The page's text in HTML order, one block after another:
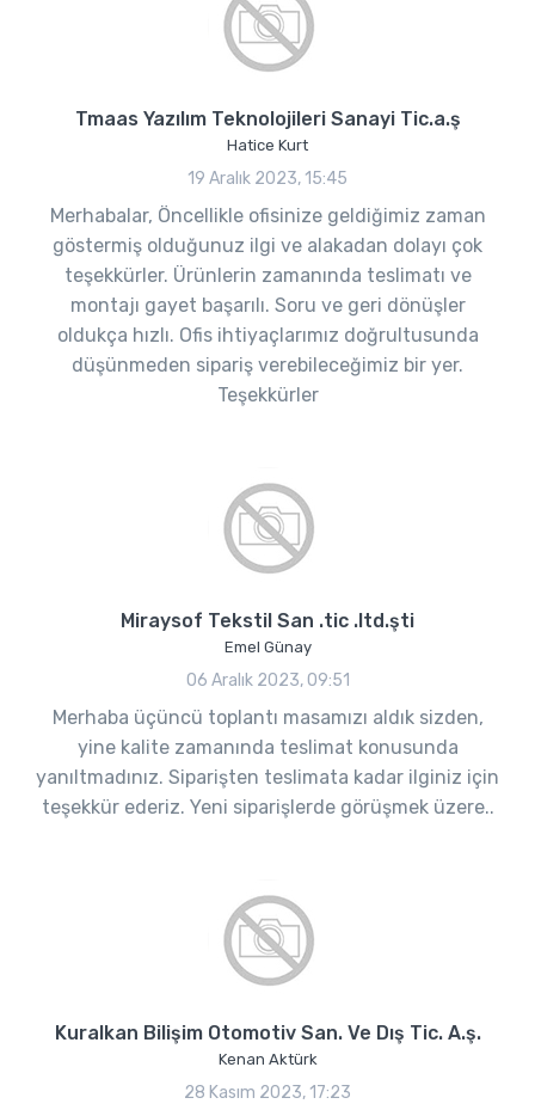
Tmaas Yazılım Teknolojileri Sanayi Tic.a.ş
Hatice Kurt
19 Aralık 2023, 15:45
Merhabalar, Öncellikle ofisinize geldiğimiz zaman
göstermiş olduğunuz ilgi ve alakadan dolayı çok
teşekkürler. Ürünlerin zamanında teslimatı ve
montajı gayet başarılı. Soru ve geri dönüşler
oldukça hızlı. Ofis ihtiyaçlarımız doğrultusunda
düşünmeden sipariş verebileceğimiz bir yer.
Teşekkürler
Miraysof Tekstil San .tic .ltd.şti
Emel Günay
06 Aralık 2023, 09:51
Merhaba üçüncü toplantı masamızı aldık sizden,
yine kalite zamanında teslimat konusunda
yanıltmadınız. Siparişten teslimata kadar ilginiz için
teşekkür ederiz. Yeni siparişlerde görüşmek üzere..
Kuralkan Bilişim Otomotiv San. Ve Dış Tic. A.ş.
Kenan Aktürk
28 Kasım 2023, 17:23